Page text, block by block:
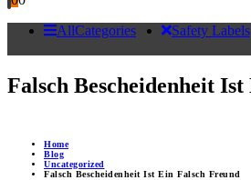
AllCategories
Safety Labels
Falsch Bescheidenheit
Home
Blog
Uncategorized
Falsch Bescheidenheit Ist Ein Falsch Freund